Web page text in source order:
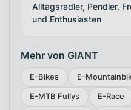
Alltagsradler, Pendler,
und Enthusiasten
Mehr von GIANT
E-Bikes E-
E-MTB Fullys
E-Race